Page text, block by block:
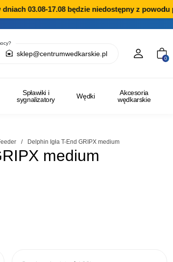
03.08-17.08 będzie niedostępny z
sklep@centrumwedkarskie.pl
0
Spławiki i
sygnalizatory
Wędki
Akcesoria
wędkarskie
/ Delphin Igła T-End GRIPX medium
medium